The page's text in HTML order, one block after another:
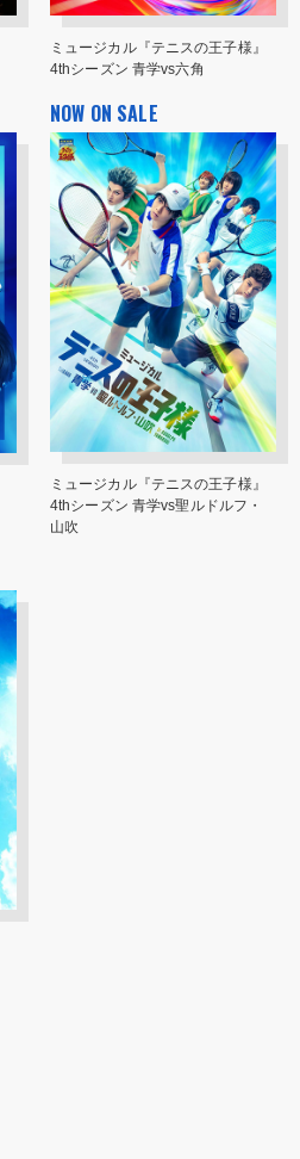
ミュージカル『テニスの王子様』
4thシーズン 青学vs六角
NOW ON SALE
ミュージカル『テニスの王子様』
4thシーズン 青学vs聖ルドルフ・
山吹